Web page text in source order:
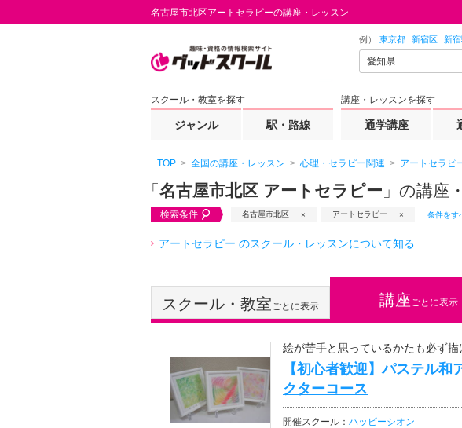
名古屋市北区アートセラピーの講座・レッスン
例） 東京都 新宿区 新
スクール・教室を探す
ジャンル 駅・路線
講座・レッスンを探す
通学講座
TOP 全国の講座・レッスン 心理・セラピー関連 アートセラピ
「 名古屋市北区 アートセラピー 」の講座
検索条件 名古屋市北区 アートセラピー 条件をす
アートセラピー のスクール・レッスンについて知る
スクール・教室ごとに表示 講座ごとに表示
絵が苦手と思っているかたも必ず
【初心者歓迎】パステル和
クターコース
開催スクール： ハッピーシオン